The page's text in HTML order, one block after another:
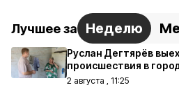
Лучшее за Неделю
Руслан Дегтярёв
происшествия в
2 августа , 11:25